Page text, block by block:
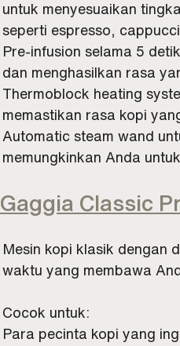
untuk menyesuaikan
seperti espresso,
Pre-infusion selama 5
dan menghasilkan rasa
Thermoblock heating
memastikan rasa kopi
Automatic steam wand
memungkinkan Anda
Gaggia Classic
Mesin kopi klasik dengan
waktu yang membawa
Cocok untuk:
Para pecinta kopi yang